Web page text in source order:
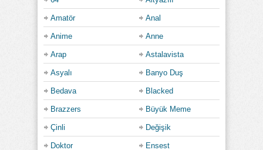
Amatör Anal
Anime Anne
Arap Astalavista
Asyalı Banyo Duş
Bedava Blacked
Brazzers Büyük Meme
Çinli Değişik
Doktor Ensest